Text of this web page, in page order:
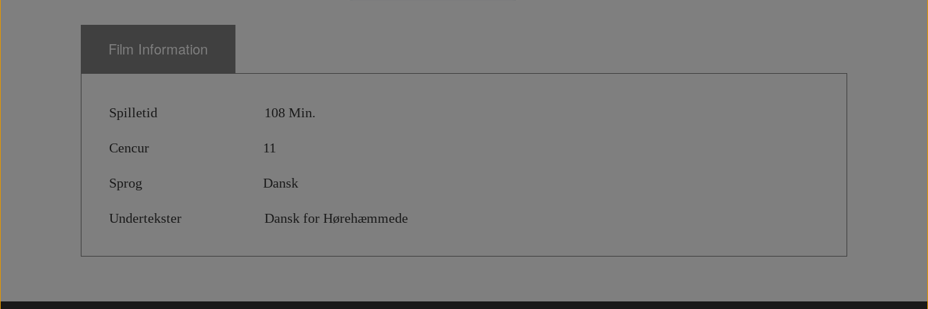
Film Information
Spilletid 108 Min.
Cencur 11
Sprog Dansk
Undertekster Dansk for Hørehæmmede